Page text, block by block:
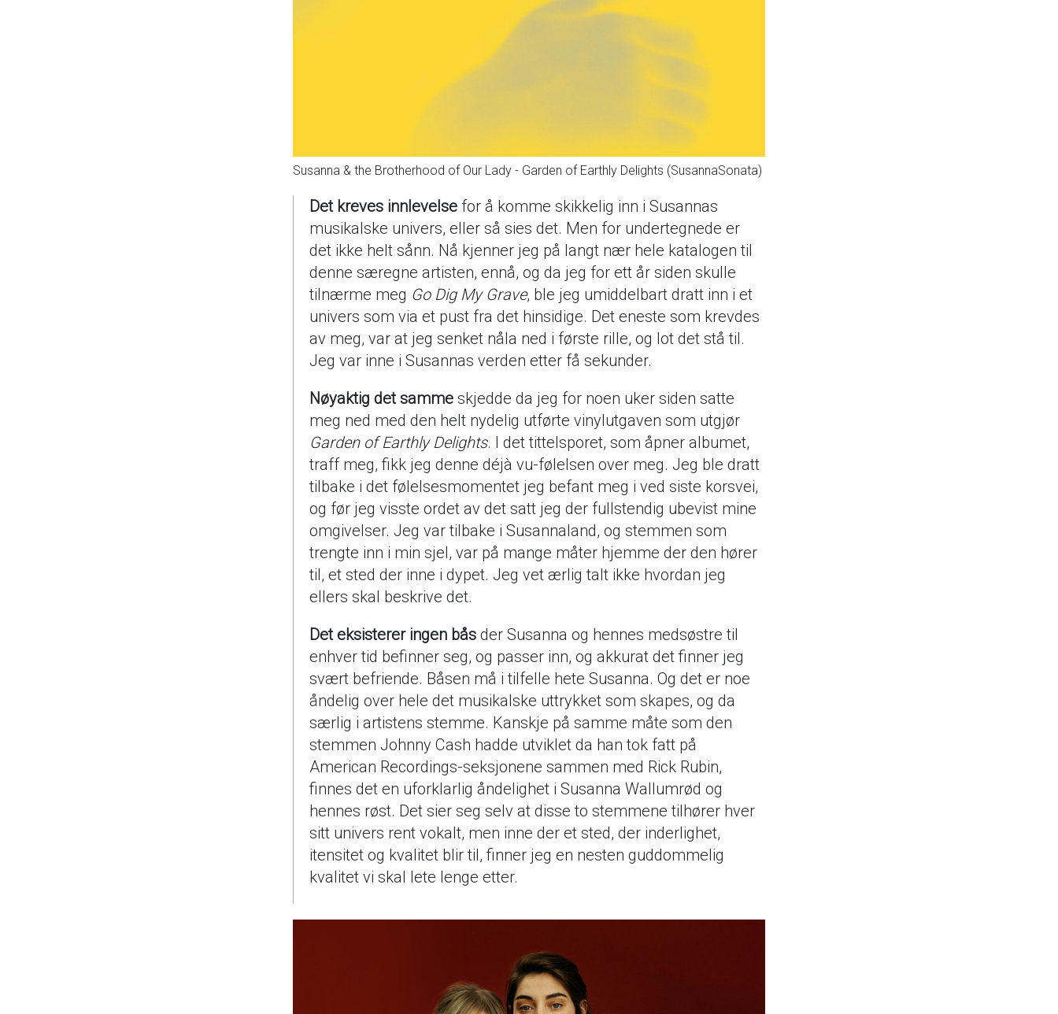
Susanna & the Brotherhood of Our Lady - Garden of Earthly Delights (SusannaSonata)
Det kreves innlevelse for å komme skikkelig inn i Susannas
musikalske univers, eller så sies det. Men for undertegnede er
det ikke helt sånn. Nå kjenner jeg på langt nær hele katalogen til
denne særegne artisten, ennå, og da jeg for ett år siden skulle
tilnærme meg Go Dig My Grave, ble jeg umiddelbart dratt inn i et
univers som via et pust fra det hinsidige. Det eneste som krevdes
av meg, var at jeg senket nåla ned i første rille, og lot det stå til.
Jeg var inne i Susannas verden etter få sekunder.
Nøyaktig det samme skjedde da jeg for noen uker siden satte
meg ned med den helt nydelig utførte vinylutgaven som utgjør
Garden of Earthly Delights. I det tittelsporet, som åpner albumet,
traff meg, fikk jeg denne déjà vu-følelsen over meg. Jeg ble dratt
tilbake i det følelsesmomentet jeg befant meg i ved siste korsvei,
og før jeg visste ordet av det satt jeg der fullstendig ubevist mine
omgivelser. Jeg var tilbake i Susannaland, og stemmen som
trengte inn i min sjel, var på mange måter hjemme der den hører
til, et sted der inne i dypet. Jeg vet ærlig talt ikke hvordan jeg
ellers skal beskrive det.
Det eksisterer ingen bås der Susanna og hennes medsøstre til
enhver tid befinner seg, og passer inn, og akkurat det finner jeg
svært befriende. Båsen må i tilfelle hete Susanna. Og det er noe
åndelig over hele det musikalske uttrykket som skapes, og da
særlig i artistens stemme. Kanskje på samme måte som den
stemmen Johnny Cash hadde utviklet da han tok fatt på
American Recordings-seksjonene sammen med Rick Rubin,
finnes det en uforklarlig åndelighet i Susanna Wallumrød og
hennes røst. Det sier seg selv at disse to stemmene tilhører hver
sitt univers rent vokalt, men inne der et sted, der inderlighet,
itensitet og kvalitet blir til, finner jeg en nesten guddommelig
kvalitet vi skal lete lenge etter.